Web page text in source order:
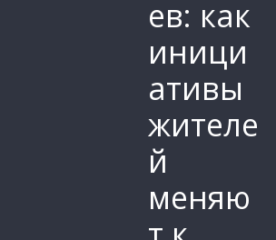
ев: как
иници
ативы
жителе
й
меняю